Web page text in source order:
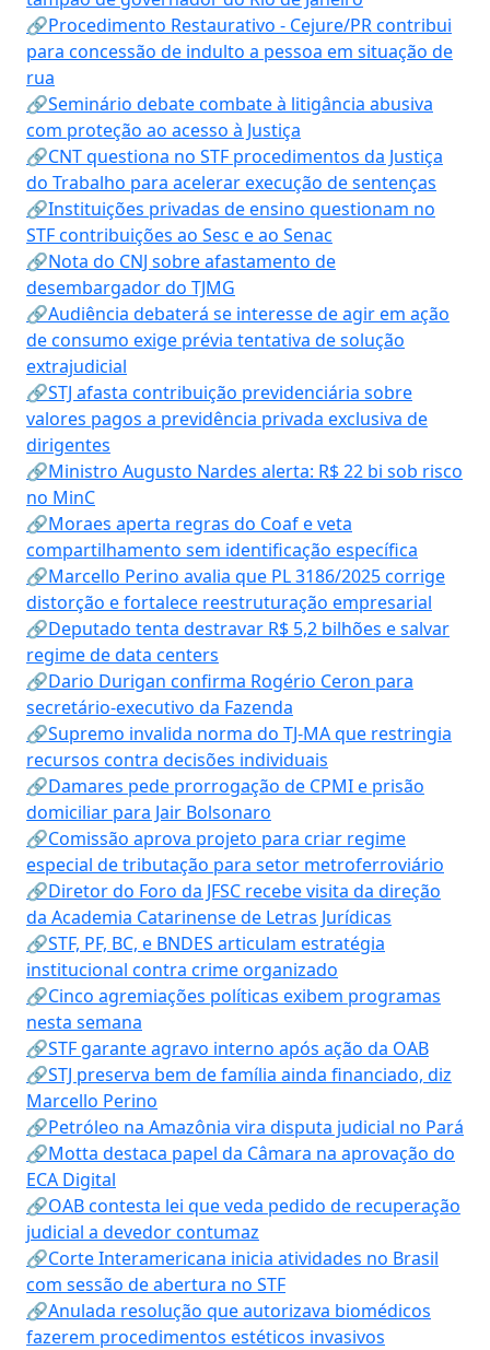
🔗Procedimento Restaurativo - Cejure/PR contribui
para concessão de indulto a pessoa em situação de
rua
🔗Seminário debate combate à litigância abusiva
com proteção ao acesso à Justiça
🔗CNT questiona no STF procedimentos da Justiça
do Trabalho para acelerar execução de sentenças
🔗Instituições privadas de ensino questionam no
STF contribuições ao Sesc e ao Senac
🔗Nota do CNJ sobre afastamento de
desembargador do TJMG
🔗Audiência debaterá se interesse de agir em ação
de consumo exige prévia tentativa de solução
extrajudicial
🔗STJ afasta contribuição previdenciária sobre
valores pagos a previdência privada exclusiva de
dirigentes
🔗Ministro Augusto Nardes alerta: R$ 22 bi sob risco
no MinC
🔗Moraes aperta regras do Coaf e veta
compartilhamento sem identificação específica
🔗Marcello Perino avalia que PL 3186/2025 corrige
distorção e fortalece reestruturação empresarial
🔗Deputado tenta destravar R$ 5,2 bilhões e salvar
regime de data centers
🔗Dario Durigan confirma Rogério Ceron para
secretário-executivo da Fazenda
🔗Supremo invalida norma do TJ-MA que restringia
recursos contra decisões individuais
🔗Damares pede prorrogação de CPMI e prisão
domiciliar para Jair Bolsonaro
🔗Comissão aprova projeto para criar regime
especial de tributação para setor metroferroviário
🔗Diretor do Foro da JFSC recebe visita da direção
da Academia Catarinense de Letras Jurídicas
🔗STF, PF, BC, e BNDES articulam estratégia
institucional contra crime organizado
🔗Cinco agremiações políticas exibem programas
nesta semana
🔗STF garante agravo interno após ação da OAB
🔗STJ preserva bem de família ainda financiado, diz
Marcello Perino
🔗Petróleo na Amazônia vira disputa judicial no Pará
🔗Motta destaca papel da Câmara na aprovação do
ECA Digital
🔗OAB contesta lei que veda pedido de recuperação
judicial a devedor contumaz
🔗Corte Interamericana inicia atividades no Brasil
com sessão de abertura no STF
🔗Anulada resolução que autorizava biomédicos
fazerem procedimentos estéticos invasivos